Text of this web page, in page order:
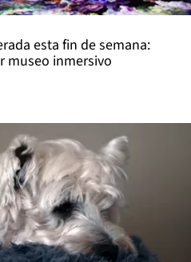
esta fin de semana:
museo inmersivo